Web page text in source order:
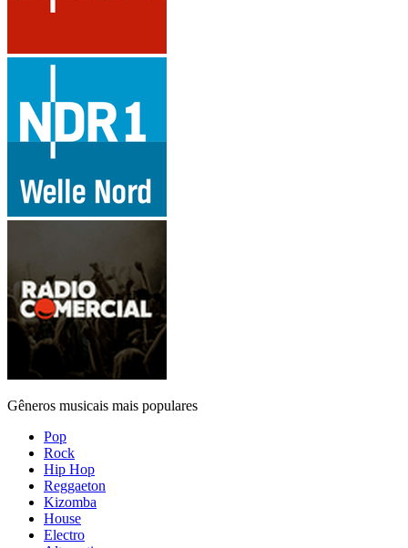
Gêneros musicais mais populares
Pop
Rock
Hip Hop
Reggaeton
Kizomba
House
Electro